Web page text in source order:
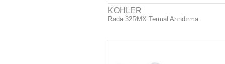
KOHLER
Rada 32RMX Termal Arındırma